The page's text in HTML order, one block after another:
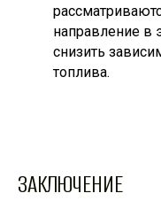
направление в
снизить
топлива.
ЗАКЛЮЧЕНИЕ